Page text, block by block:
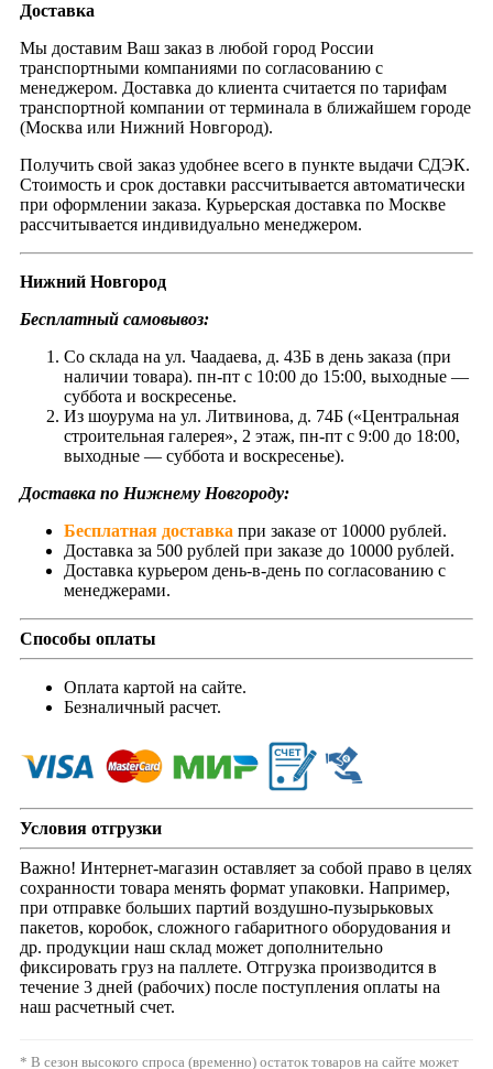
Доставка
Мы доставим Ваш заказ в любой город России
транспортными компаниями по согласованию с
менеджером. Доставка до клиента считается по тарифам
транспортной компании от терминала в ближайшем городе
(Москва или Нижний Новгород).
Получить свой заказ удобнее всего в пункте выдачи СДЭК.
Стоимость и срок доставки рассчитывается автоматически
при оформлении заказа. Курьерская доставка по Москве
рассчитывается индивидуально менеджером.
Нижний Новгород
Бесплатный самовывоз:
Со склада на ул. Чаадаева, д. 43Б в день заказа (при
наличии товара). пн-пт с 10:00 до 15:00, выходные —
суббота и воскресенье.
Из шоурума на ул. Литвинова, д. 74Б («Центральная
строительная галерея», 2 этаж, пн-пт с 9:00 до 18:00,
выходные — суббота и воскресенье).
Доставка по Нижнему Новгороду:
Бесплатная доставка при заказе от 10000 рублей.
Доставка за 500 рублей при заказе до 10000 рублей.
Доставка курьером день-в-день по согласованию с
менеджерами.
Способы оплаты
Оплата картой на сайте.
Безналичный расчет.
Условия отгрузки
Важно! Интернет-магазин оставляет за собой право в целях
сохранности товара менять формат упаковки. Например,
при отправке больших партий воздушно-пузырьковых
пакетов, коробок, сложного габаритного оборудования и
др. продукции наш склад может дополнительно
фиксировать груз на паллете. Отгрузка производится в
течение 3 дней (рабочих) после поступления оплаты на
наш расчетный счет.
* В сезон высокого спроса (временно) остаток товаров на сайте может